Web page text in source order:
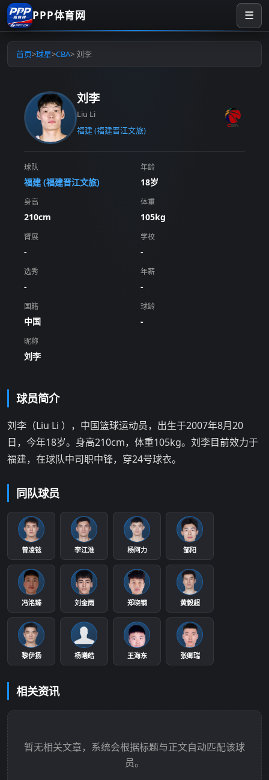
PPP体育网 ☰
首页>球星>CBA> 刘李
刘李
Liu Li
福建 (福建晋江文旅)
球队
福建 (福建晋江文旅)
年龄
18岁
身高
210cm
体重
105kg
臂展
-
学校
-
选秀
-
年薪
-
国籍
中国
球龄
-
昵称
刘李
球员简介
刘李（Liu Li ），中国篮球运动员，出生于2007年8月20
日，今年18岁。身高210cm，体重105kg。刘李目前效力于
福建，在球队中司职中锋，穿24号球衣。
同队球员
曾凌铉 李江淮 杨阿力 邹阳
冯洺臻 刘金雨 郑晓钢 黄毅超
黎伊扬 杨曦皓 王海东 张卿瑞
相关资讯
暂无相关文章，系统会根据标题与正文自动匹配该球
员。